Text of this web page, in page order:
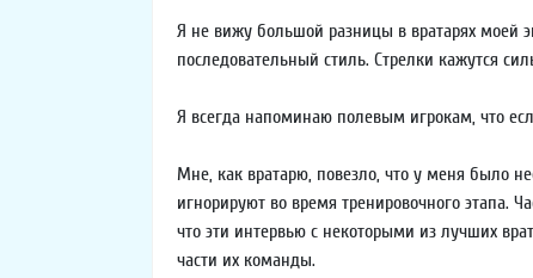
Я не вижу большой разницы в вратарях моей
последовательный стиль. Стрелки кажутся
Я всегда напоминаю полевым игрокам, что
Мне, как вратарю, повезло, что у меня было
игнорируют во время тренировочного этапа.
что эти интервью с некоторыми из лучших
части их команды.